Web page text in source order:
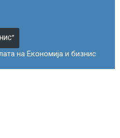
на Економија и бизнис